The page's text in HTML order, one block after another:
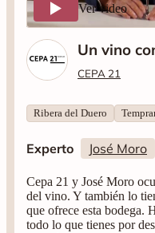
Ver video
Un vino
CEPA 21
Ribera del Duero
Experto José Moro
Cepa 21 y José Moro
del vino. Y también lo
que ofrece esta bodega.
todo lo que tienes por